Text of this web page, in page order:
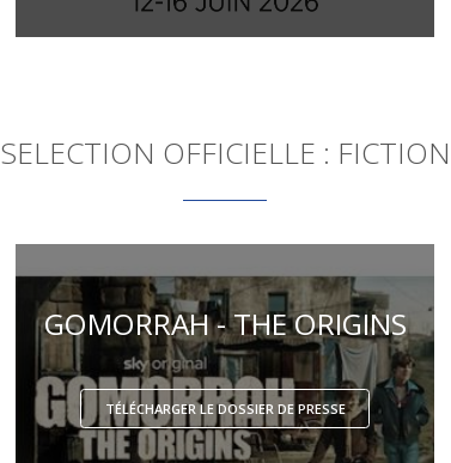
SELECTION OFFICIELLE : FICTION
GOMORRAH - THE ORIGINS
TÉLÉCHARGER LE DOSSIER DE PRESSE